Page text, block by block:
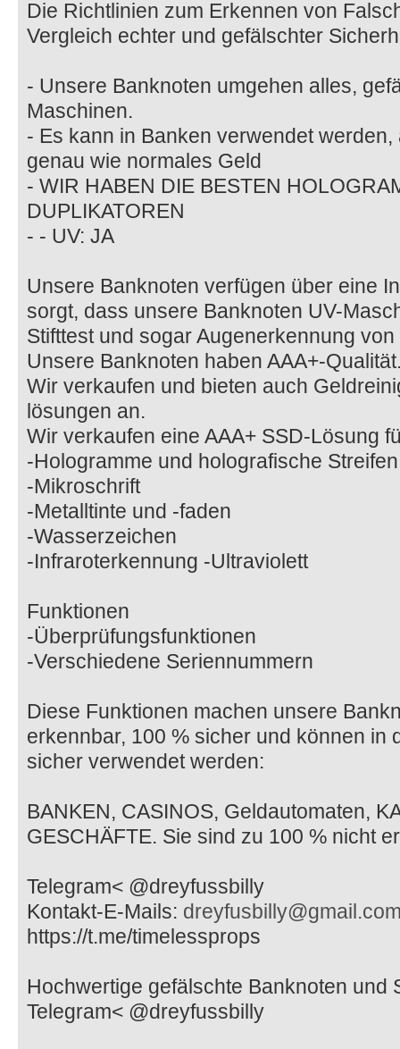
Die Richtlinien zum Erkennen von
Vergleich echter und gefälschter
- Unsere Banknoten umgehen alles,
Maschinen.
- Es kann in Banken verwendet
genau wie normales Geld
- WIR HABEN DIE BESTEN
DUPLIKATOREN
- - UV: JA
Unsere Banknoten verfügen über eine
sorgt, dass unsere Banknoten UV-
Stifttest und sogar Augenerkennung
Unsere Banknoten haben AAA+-
Wir verkaufen und bieten auch
lösungen an.
Wir verkaufen eine AAA+ SSD-Lösung
-Hologramme und holografische Streifen
-Mikroschrift
-Metalltinte und -faden
-Wasserzeichen
-Infraroterkennung -Ultraviolett
Funktionen
-Überprüfungsfunktionen
-Verschiedene Seriennummern
Diese Funktionen machen unsere
erkennbar, 100 % sicher und können in
sicher verwendet werden:
BANKEN, CASINOS, Geldautomaten,
GESCHÄFTE. Sie sind zu 100 % nicht
Telegram< @dreyfussbilly
Kontakt-E-Mails:
https://t.me/timelessprops
Hochwertige gefälschte Banknoten und
Telegram< @dreyfussbilly